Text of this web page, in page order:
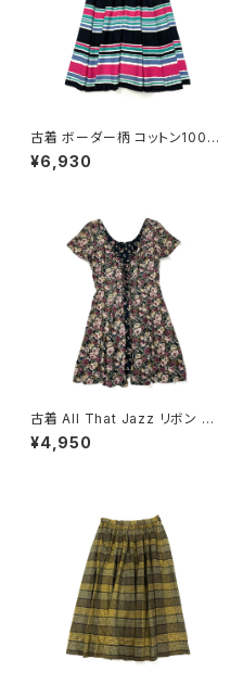
古着 ボーダー柄 コットン100％
膝丈 スカート 黒 ピンク (ba26
07008)
¥6,930
古着 All That Jazz リボン 花
柄 ミニ丈 半袖 ワンピース 黒
(oa2607076)
¥4,950